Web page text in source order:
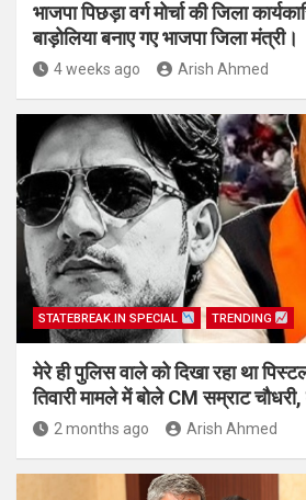
भाजपा पिछड़ा वर्ग मोर्चा की जिला
बाड़ोलिया बनाए गए भाजपा जिला मंत्री।
4 weeks ago Arish Ahmed
STATEBREAK.IN SPECIAL TRENDING
मेरे ही पुलिस वाले को दिखा रहा था
तिवारी मामले में बोले CM सम्राट
2 months ago Arish Ahmed